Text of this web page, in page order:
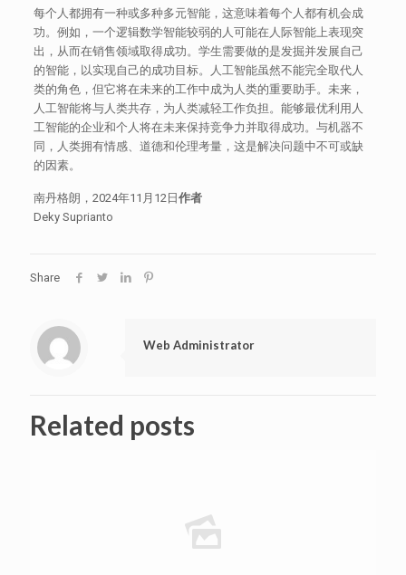
每个人都拥有一种或多种多元智能，这意味着每个人都有机会成
功。例如，一个逻辑数学智能较弱的人可能在人际智能上表现突
出，从而在销售领域取得成功。学生需要做的是发掘并发展自己
的智能，以实现自己的成功目标。人工智能虽然不能完全取代人
类的角色，但它将在未来的工作中成为人类的重要助手。未来，
人工智能将与人类共存，为人类减轻工作负担。能够最优利用人
工智能的企业和个人将在未来保持竞争力并取得成功。与机器不
同，人类拥有情感、道德和伦理考量，这是解决问题中不可或缺
的因素。
南丹格朗，2024年11月12日 作者
Deky Suprianto
Share
Web Administrator
Related posts